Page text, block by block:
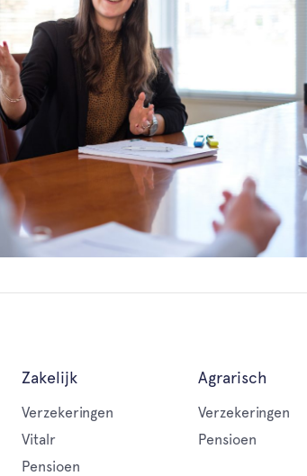
Zakelijk
Verzekeringen
Vitalr
Pensioen
Agrarisch
Verzekeringen
Pensioen